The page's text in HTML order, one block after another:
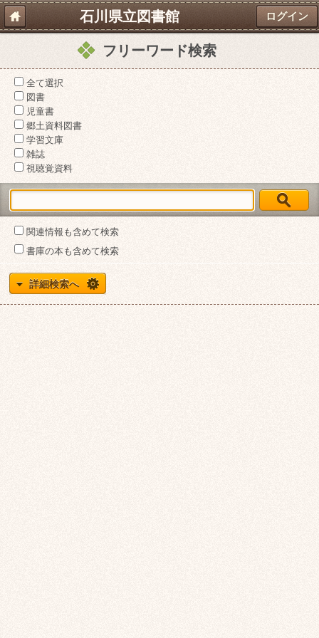
石川県立図書館 ログイン
フリーワード検索
全て選択
図書
児童書
郷土資料図書
学習文庫
雑誌
視聴覚資料
関連情報も含めて検索
書庫の本も含めて検索
詳細検索へ